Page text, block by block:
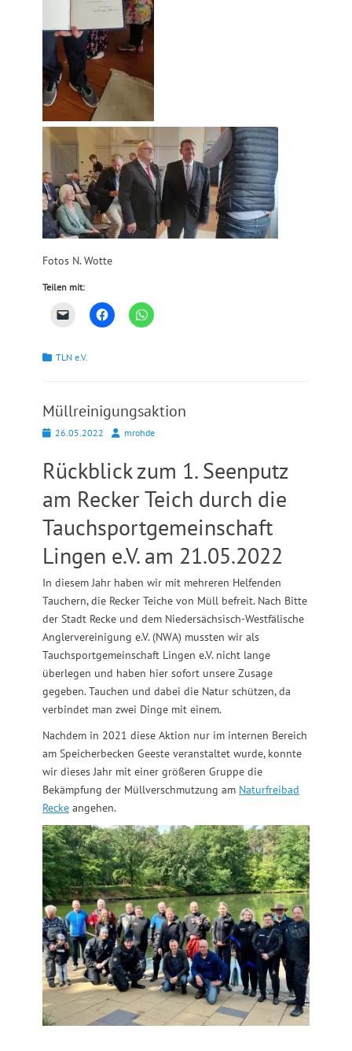
Fotos N. Wotte
Teilen mit:
Kategorien
TLN e.V.
Müllreinigungsaktion
Posted26.05.2022 Autormrohde
Rückblick zum 1. Seenputz
am Recker Teich durch die
Tauchsportgemeinschaft
Lingen e.V. am 21.05.2022
In diesem Jahr haben wir mit mehreren Helfenden
Tauchern, die Recker Teiche von Müll befreit. Nach Bitte
der Stadt Recke und dem Niedersächsisch-Westfälische
Anglervereinigung e.V. (NWA) mussten wir als
Tauchsportgemeinschaft Lingen e.V. nicht lange
überlegen und haben hier sofort unsere Zusage
gegeben. Tauchen und dabei die Natur schützen, da
verbindet man zwei Dinge mit einem.
Nachdem in 2021 diese Aktion nur im internen Bereich
am Speicherbecken Geeste veranstaltet wurde, konnte
wir dieses Jahr mit einer größeren Gruppe die
Bekämpfung der Müllverschmutzung am Naturfreibad
Recke angehen.